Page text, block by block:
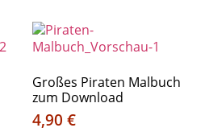
Großes Piraten Malbuch
zum Download
4,90 €